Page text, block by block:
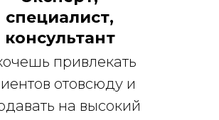
специалист,
консультант
привлекать
отовсюду и
на высокий